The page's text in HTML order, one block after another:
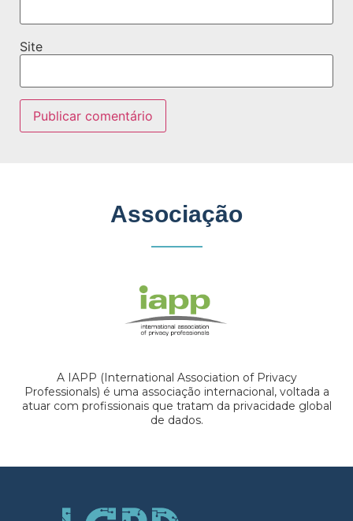
Site
Associação
A IAPP (International Association of Privacy
Professionals) é uma associação internacional, voltada a
atuar com profissionais que tratam da privacidade global
de dados.